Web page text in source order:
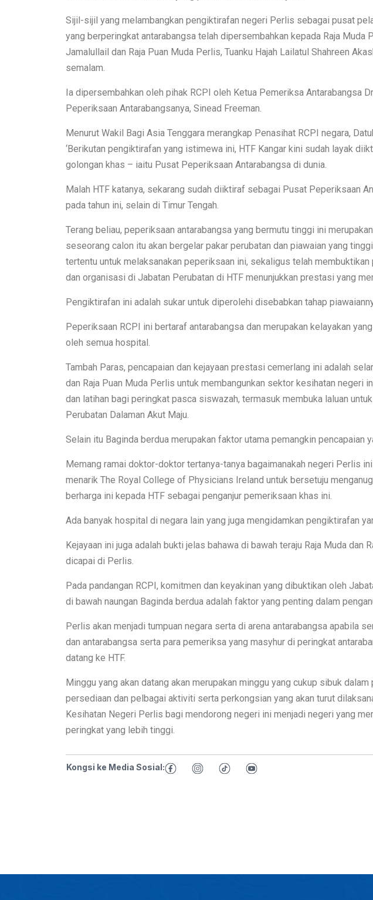
Sijil-sijil yang melambangkan pengiktirafan negeri Perlis sebagai pusat
yang berperingkat antarabangsa telah dipersembahkan kepada Raja Muda
Jamalullail dan Raja Puan Muda Perlis, Tuanku Hajah Lailatul Shahreen
semalam.
Ia dipersembahkan oleh pihak RCPI oleh Ketua Pemeriksa Antarabangsa
Peperiksaan Antarabangsanya, Sinead Freeman.
Menurut Wakil Bagi Asia Tenggara merangkap Penasihat RCPI negara,
‘Berikutan pengiktirafan yang istimewa ini, HTF Kangar kini sudah layak
golongan khas – iaitu Pusat Peperiksaan Antarabangsa di dunia.
Malah HTF katanya, sekarang sudah diiktiraf sebagai Pusat Peperiksaan
pada tahun ini, selain di Timur Tengah.
Terang beliau, peperiksaan antarabangsa yang bermutu tinggi ini
seseorang calon itu akan bergelar pakar perubatan dan piawaian yang
tertentu untuk melaksanakan peperiksaan ini, sekaligus telah
dan organisasi di Jabatan Perubatan di HTF menunjukkan prestasi yang
Pengiktirafan ini adalah sukar untuk diperolehi disebabkan tahap
Peperiksaan RCPI ini bertaraf antarabangsa dan merupakan kelayakan
oleh semua hospital.
Tambah Paras, pencapaian dan kejayaan prestasi cemerlang ini adalah
dan Raja Puan Muda Perlis untuk membangunkan sektor kesihatan negeri
dan latihan bagi peringkat pasca siswazah, termasuk membuka laluan
Perubatan Dalaman Akut Maju.
Selain itu Baginda berdua merupakan faktor utama pemangkin pencapaian
Memang ramai doktor-doktor tertanya-tanya bagaimanakah negeri Perlis
menarik The Royal College of Physicians Ireland untuk bersetuju
berharga ini kepada HTF sebagai penganjur pemeriksaan khas ini.
Ada banyak hospital di negara lain yang juga mengidamkan pengiktirafan
Kejayaan ini juga adalah bukti jelas bahawa di bawah teraju Raja Muda dan
dicapai di Perlis.
Pada pandangan RCPI, komitmen dan keyakinan yang dibuktikan oleh
di bawah naungan Baginda berdua adalah faktor yang penting dalam
Perlis akan menjadi tumpuan negara serta di arena antarabangsa apabila
dan antarabangsa serta para pemeriksa yang masyhur di peringkat
datang ke HTF.
Minggu yang akan datang akan merupakan minggu yang cukup sibuk
persediaan dan pelbagai aktiviti serta perkongsian yang akan turut
Kesihatan Negeri Perlis bagi mendorong negeri ini menjadi negeri yang
peringkat yang lebih tinggi.
Kongsi ke Media Sosial: